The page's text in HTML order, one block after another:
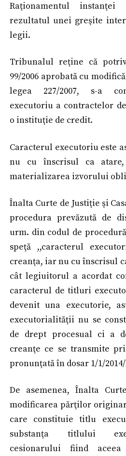
Raţionamentul
rezultatul unei greşite
legii.
Tribunalul reţine că
99/2006 aprobată cu
legea 227/2007, s-a
executoriu a contractelor
o instituţie de credit.
Caracterul executoriu este
nu cu înscrisul ca
materializarea izvorului
Înalta Curte de Justiţie şi
procedura prevăzută de
urm. din codul de
speţă ,,caracterul
creanţa, iar nu cu înscrisul
cât legiuitorul a acordat
caracterul de titluri
devenit una executorie,
executorialităţii nu se
de drept procesual ci a
creanţe ce se transmite
pronunţată în dosar 1/1/
De asemenea, Înalta
modificarea părţilor
care constituie titlu
substanţa titlului
cesionarului fiind